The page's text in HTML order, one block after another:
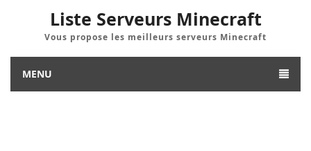
Liste Serveurs Minecraft
Vous propose les meilleurs serveurs Minecraft
MENU